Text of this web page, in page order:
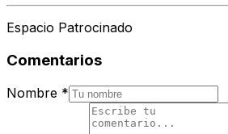
Espacio Patrocinado
Comentarios
Nombre *